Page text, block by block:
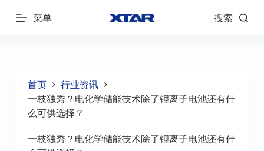
跳
菜单 搜索
首页
行业资讯
一枝独秀？电化学储能技术除了锂离子电池还有什
么可供选择？
一枝独秀？电化学储能技术除了锂离子电池还有什